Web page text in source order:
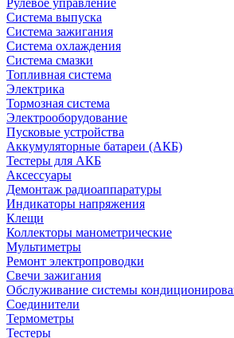
Рулевое управление
Система выпуска
Система зажигания
Система охлаждения
Система смазки
Топливная система
Электрика
Тормозная система
Электрооборудование
Пусковые устройства
Аккумуляторные батареи (АКБ)
Тестеры для АКБ
Аксессуары
Демонтаж радиоаппаратуры
Индикаторы напряжения
Клещи
Коллекторы манометрические
Мультиметры
Ремонт электропроводки
Свечи зажигания
Обслуживание системы
Соединители
Термометры
Тестеры